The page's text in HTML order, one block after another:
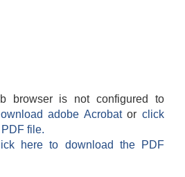
browser is not configured to
adobe Acrobatorclick
file.
here to download the PDF